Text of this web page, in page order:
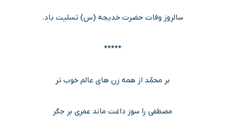
سالروز وفات حضرت خدیجه (س) تسلیت باد.
*****
بر محمّد از همه زن های عالم خوب تر
مصطفی را سوز داغت ماند عمری بر جگر